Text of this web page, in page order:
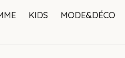
KIDS MODE&DÉCO